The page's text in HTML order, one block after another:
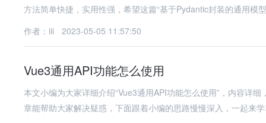
方法简单快捷，实用性强，希望这篇“基于Pydantic封装的通用模型
作者：iii
2023-05-05 11:57:50
Vue3通用API功能怎么使用
本文小编为大家详细介绍“Vue3通用API功能怎么使用”，内容详
章能帮助大家解决疑惑，下面跟着小编的思路慢慢深入，一起来